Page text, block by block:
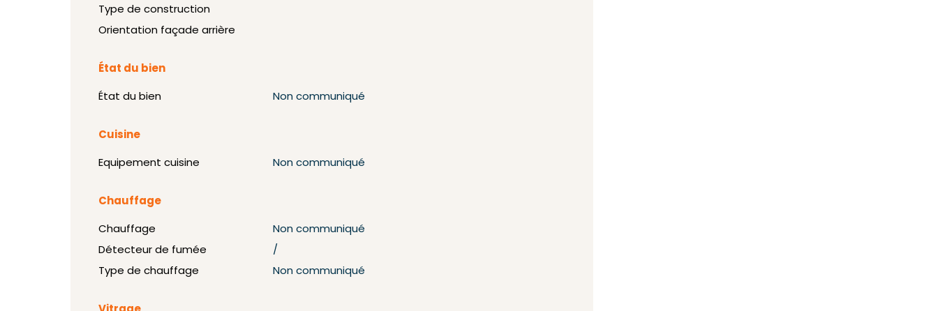
Type de construction
Orientation façade arrière
État du bien
État du bien Non communiqué
Cuisine
Equipement cuisine Non communiqué
Chauffage
Chauffage
Non communiqué
Détecteur de fumée
/
Type de chauffage
Non communiqué